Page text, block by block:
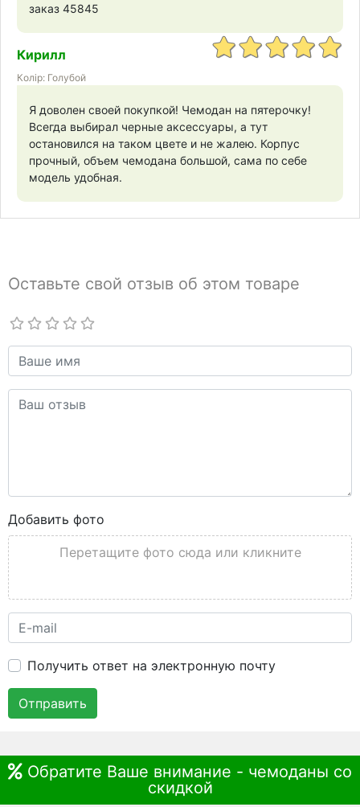
заказ 45845
Кирилл
Колір: Голубой
Я доволен своей покупкой! Чемодан на пятерочку!
Всегда выбирал черные аксессуары, а тут
остановился на таком цвете и не жалею. Корпус
прочный, объем чемодана большой, сама по себе
модель удобная.
Оставьте свой отзыв об этом товаре
Добавить фото
Перетащите фото сюда или кликните
Получить ответ на электронную почту
Отправить
Обратите Ваше внимание - чемоданы со
скидкой